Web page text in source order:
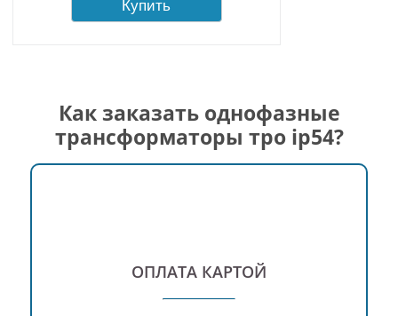
Купить
Как заказать однофазные
трансформаторы тро ip54?
ОПЛАТА КАРТОЙ